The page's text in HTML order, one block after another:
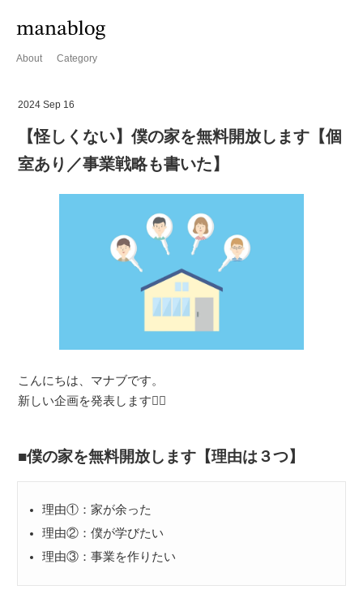
About Category
2024 Sep 16
【怪しくない】僕の家を無料開放します【個
室あり／事業戦略も書いた】
こんにちは、マナブです。
新しい企画を発表します🙋‍♂️
僕の家を無料開放します【理由は３つ】
理由①：家が余った
理由②：僕が学びたい
理由③：事業を作りたい